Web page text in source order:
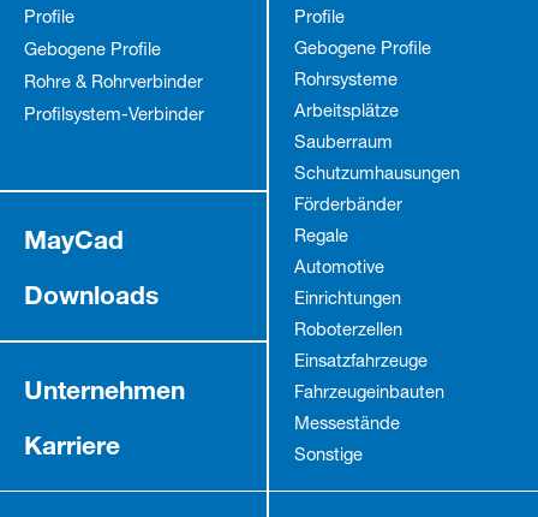
Profile
Gebogene Profile
Rohre & Rohrverbinder
Profilsystem-Verbinder
Profile
Gebogene Profile
Rohrsysteme
Arbeitsplätze
Sauberraum
Schutz­umhausungen
Förderbänder
Regale
Automotive
Einrichtungen
Roboterzellen
Einsatzfahrzeuge
Fahrzeug­einbauten
Messestände
Sonstige
MayCad
Downloads
Unternehmen
Karriere